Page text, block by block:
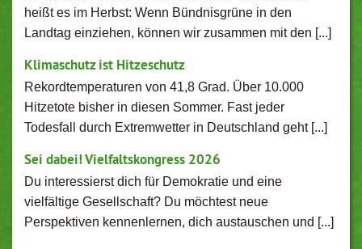
heißt es im Herbst: Wenn Bündnisgrüne in den
Landtag einziehen, können wir zusammen mit den [...]
Klimaschutz ist Hitzeschutz
Rekordtemperaturen von 41,8 Grad. Über 10.000
Hitzetote bisher in diesen Sommer. Fast jeder
Todesfall durch Extremwetter in Deutschland geht [...]
Sei dabei! Vielfaltskongress 2026
Du interessierst dich für Demokratie und eine
vielfältige Gesellschaft? Du möchtest neue
Perspektiven kennenlernen, dich austauschen und [...]